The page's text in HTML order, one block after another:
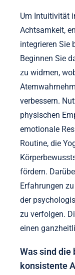
Um Intuitivität
Achtsamkeit,
integrieren Sie
Beginnen Sie
zu widmen,
verbessern.
physischen
emotionale
Routine, die
fördern.
Erfahrungen
der
zu verfolgen.
einen
Was sind die
konsistente